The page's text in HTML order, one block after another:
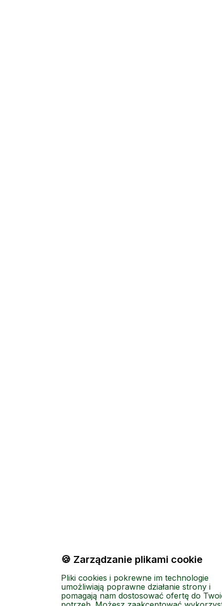
🍪 Zarządzanie plikami cookie
Pliki cookies i pokrewne im technologie
umożliwiają poprawne działanie strony i
pomagają nam dostosować ofertę do